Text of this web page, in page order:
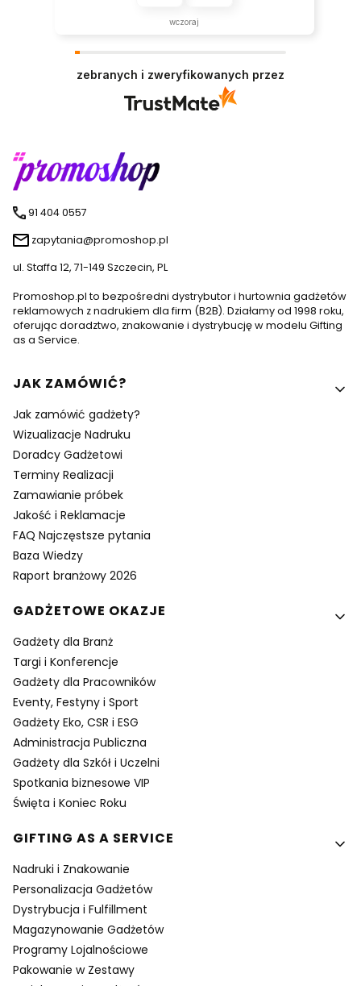
wczoraj
zebranych i zweryfikowanych przez
91 404 0557
zapytania@promoshop.pl
ul. Staffa 12, 71-149 Szczecin, PL
Promoshop.pl to bezpośredni dystrybutor i hurtownia gadżetów
reklamowych z nadrukiem dla firm (B2B). Działamy od 1998 roku,
oferując doradztwo, znakowanie i dystrybucję w modelu Gifting
as a Service.
Linki w stopce
JAK ZAMÓWIĆ?
Jak zamówić gadżety?
Wizualizacje Nadruku
Doradcy Gadżetowi
Terminy Realizacji
Zamawianie próbek
Jakość i Reklamacje
FAQ Najczęstsze pytania
Baza Wiedzy
Raport branżowy 2026
GADŻETOWE OKAZJE
Gadżety dla Branż
Targi i Konferencje
Gadżety dla Pracowników
Eventy, Festyny i Sport
Gadżety Eko, CSR i ESG
Administracja Publiczna
Gadżety dla Szkół i Uczelni
Spotkania biznesowe VIP
Święta i Koniec Roku
GIFTING AS A SERVICE
Nadruki i Znakowanie
Personalizacja Gadżetów
Dystrybucja i Fulfillment
Magazynowanie Gadżetów
Programy Lojalnościowe
Pakowanie w Zestawy